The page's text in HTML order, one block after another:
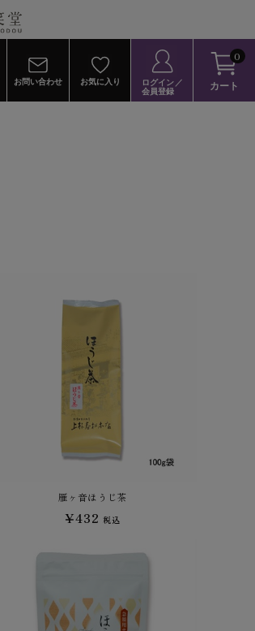
お問い合わせ お気に入り
ログイン／
会員登録
0
カート
雁ヶ音ほうじ茶
¥432税込